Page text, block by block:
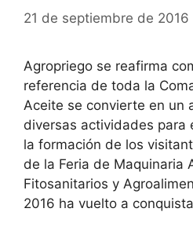
21 de septiembre de 2016
Agropriego se reafirma
referencia de toda la
Aceite se convierte en un
diversas actividades para
la formación de los
de la Feria de Maquinaria
Fitosanitarios y
2016 ha vuelto a